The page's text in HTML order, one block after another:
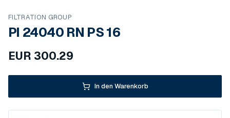
FILTRATION GROUP
PI 24040 RN PS 16
EUR 300.29
In den Warenkorb